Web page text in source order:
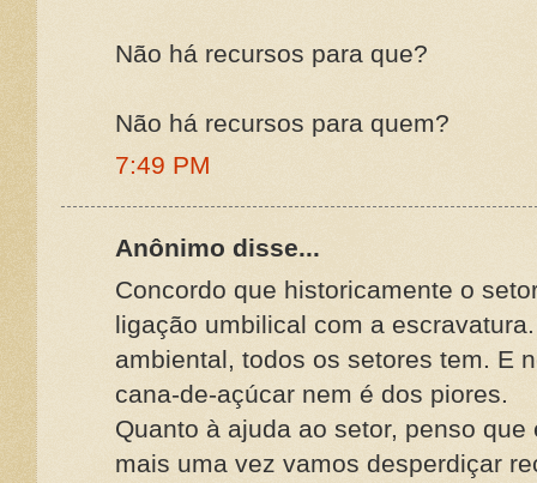
Não há recursos para que?
Não há recursos para quem?
7:49 PM
Anônimo disse...
Concordo que historicamente o
ligação umbilical com a
ambiental, todos os setores tem. E
cana-de-açúcar nem é dos piores.
Quanto à ajuda ao setor, penso
mais uma vez vamos desperdiçar